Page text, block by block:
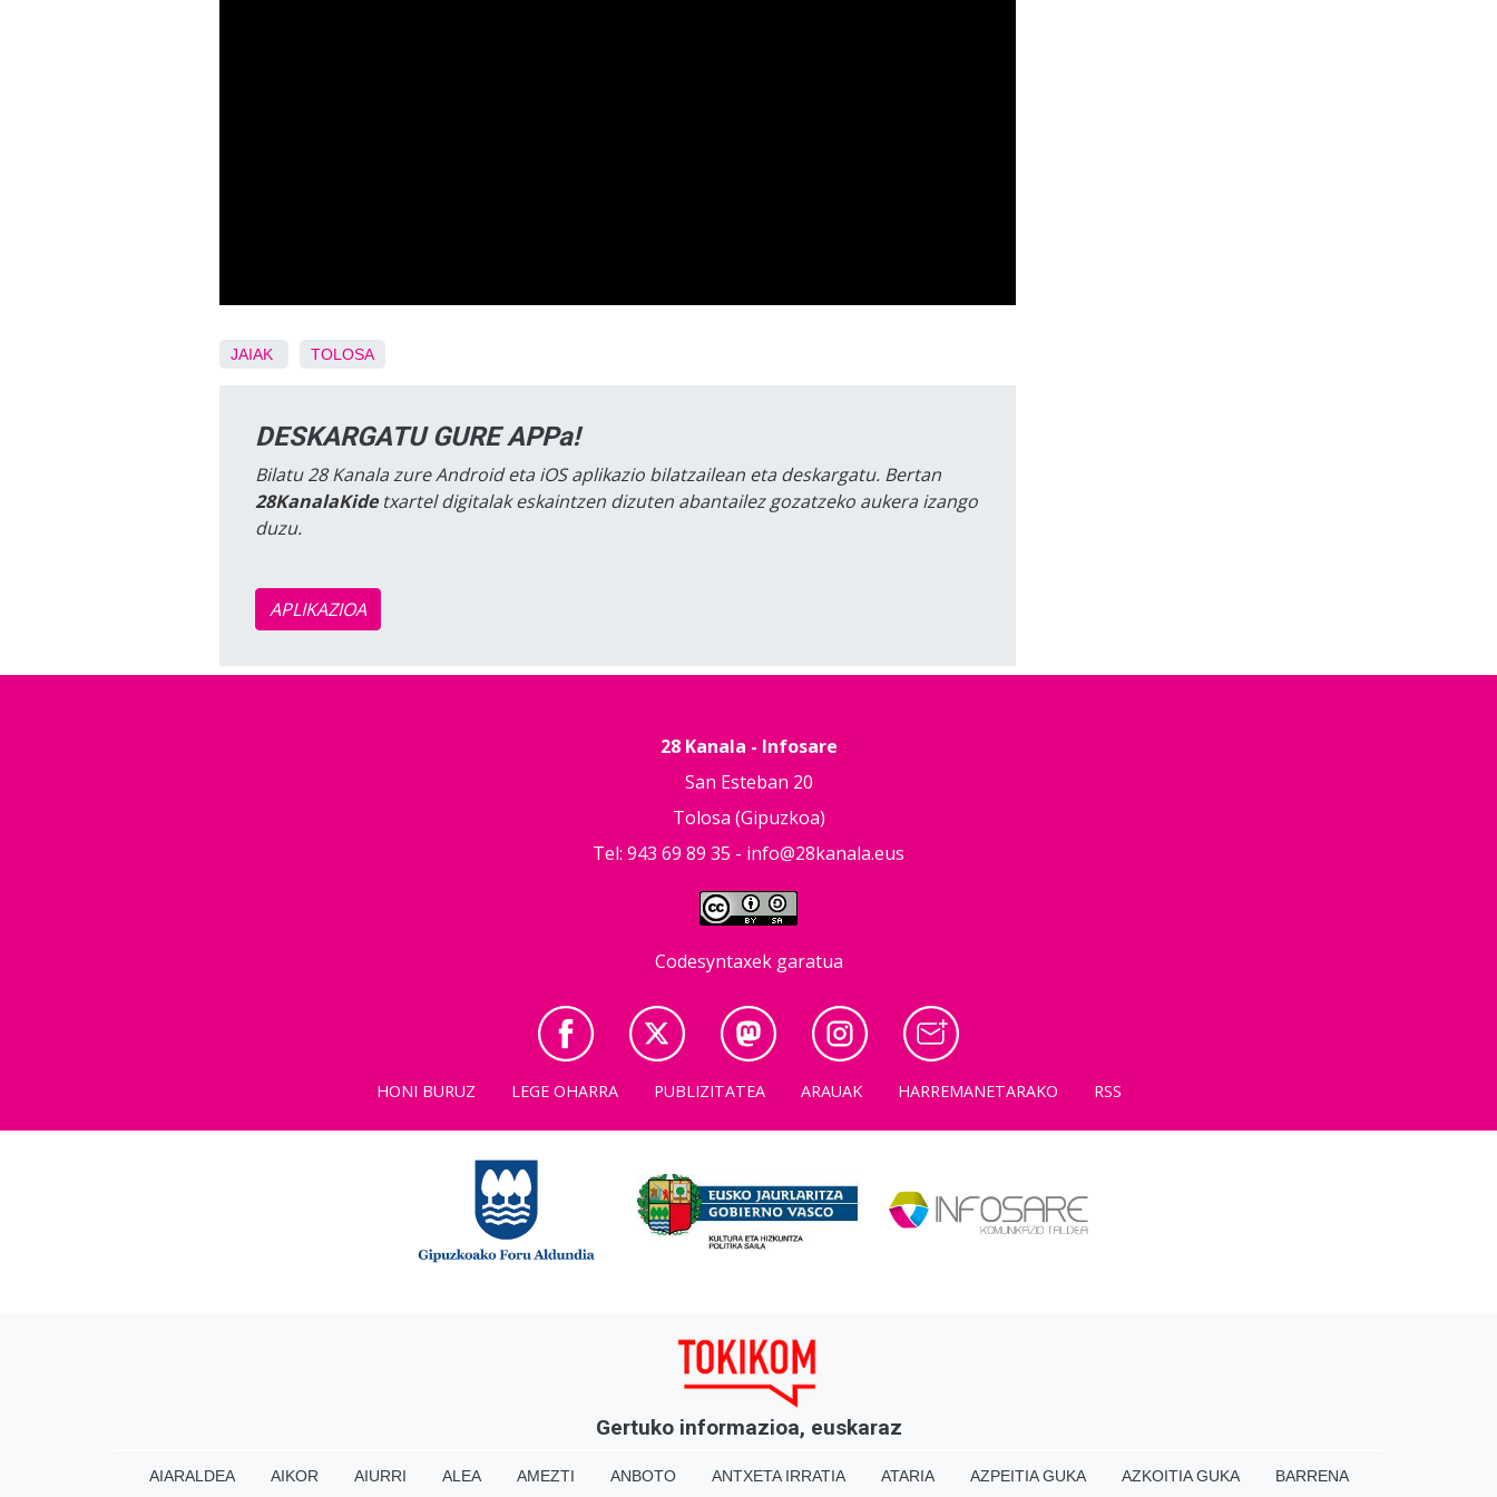
JAIAK TOLOSA
DESKARGATU GURE APPa!
Bilatu 28 Kanala zure Android eta iOS aplikazio bilatzailean eta deskargatu. Bertan
28KanalaKidetxartel digitalak eskaintzen dizuten abantailez gozatzeko aukera izango
duzu.
APLIKAZIOA
28 Kanala - Infosare
San Esteban 20
Tolosa (Gipuzkoa)
Tel: 943 69 89 35 - info@28kanala.eus
Codesyntaxek garatua
HONI BURUZ LEGE OHARRA PUBLIZITATEA ARAUAK HARREMANETARAKO RSS
Gertuko informazioa, euskaraz
AIARALDEA AIKOR AIURRI ALEA AMEZTI ANBOTO ANTXETA IRRATIA ATARIA AZPEITIA GUKA AZKOITIA GUKA BARRENA